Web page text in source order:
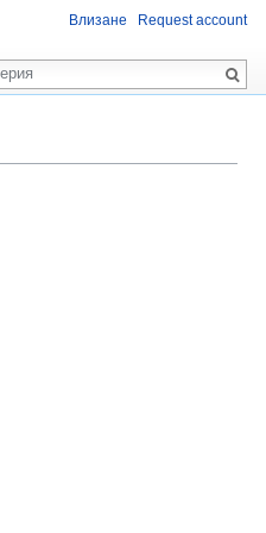
Влизане Request account